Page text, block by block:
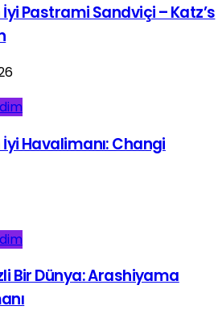
İyi Pastrami Sandviçi – Katz’s
İyi Havalimanı: Changi
Bir Dünya: Arashiyama